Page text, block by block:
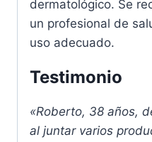
dermatológico. Se
un profesional de
uso adecuado.
Testimonio
«Roberto, 38 años,
al juntar varios